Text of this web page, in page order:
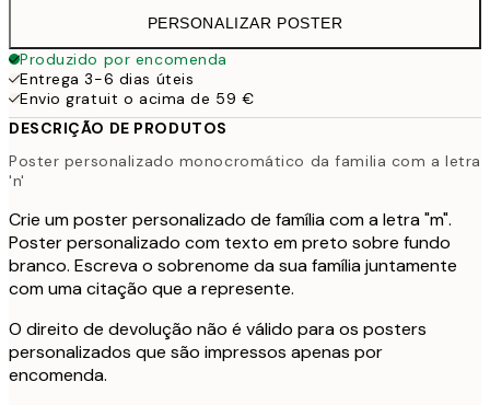
PERSONALIZAR POSTER
Produzido por encomenda
Entrega 3-6 dias úteis
Envio gratuit o acima de 59 €
DESCRIÇÃO DE PRODUTOS
Poster personalizado monocromático da familia com a letra
'n'
Crie um poster personalizado de família com a letra "m".
Poster personalizado com texto em preto sobre fundo
branco. Escreva o sobrenome da sua família juntamente
com uma citação que a represente.
O direito de devolução não é válido para os posters
personalizados que são impressos apenas por
encomenda.